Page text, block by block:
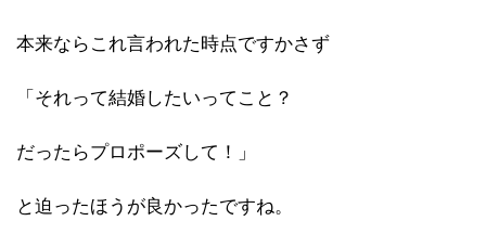
本来ならこれ言われた時点ですかさず
「それって結婚したいってこと？
だったらプロポーズして！」
と迫ったほうが良かったですね。